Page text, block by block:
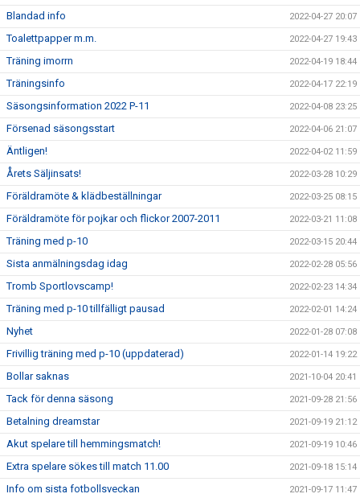
Blandad info 2022-04-27 20:07
Toalettpapper m.m. 2022-04-27 19:43
Träning imorrn 2022-04-19 18:44
Träningsinfo 2022-04-17 22:19
Säsongsinformation 2022 P-11 2022-04-08 23:25
Försenad säsongsstart 2022-04-06 21:07
Äntligen! 2022-04-02 11:59
Årets Säljinsats! 2022-03-28 10:29
Föräldramöte & klädbeställningar 2022-03-25 08:15
Föräldramöte för pojkar och flickor 2007-2011 2022-03-21 11:08
Träning med p-10 2022-03-15 20:44
Sista anmälningsdag idag 2022-02-28 05:56
Tromb Sportlovscamp! 2022-02-23 14:34
Träning med p-10 tillfälligt pausad 2022-02-01 14:24
Nyhet 2022-01-28 07:08
Frivillig träning med p-10 (uppdaterad) 2022-01-14 19:22
Bollar saknas 2021-10-04 20:41
Tack för denna säsong 2021-09-28 21:56
Betalning dreamstar 2021-09-19 21:12
Akut spelare till hemmingsmatch! 2021-09-19 10:46
Extra spelare sökes till match 11.00 2021-09-18 15:14
Info om sista fotbollsveckan 2021-09-17 11:47